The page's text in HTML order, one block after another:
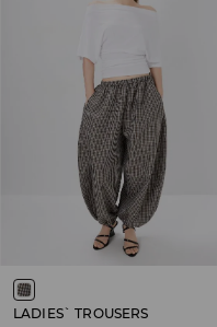
LADIES` TROUSERS